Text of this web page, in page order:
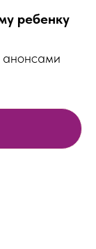
ребенку
анонсами